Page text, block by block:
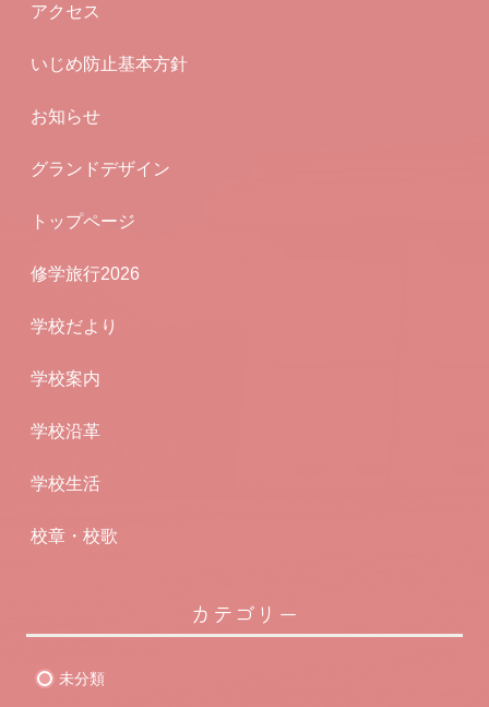
アクセス
いじめ防止基本方針
お知らせ
グランドデザイン
トップページ
修学旅行2026
学校だより
学校案内
学校沿革
学校生活
校章・校歌
カテゴリー
未分類